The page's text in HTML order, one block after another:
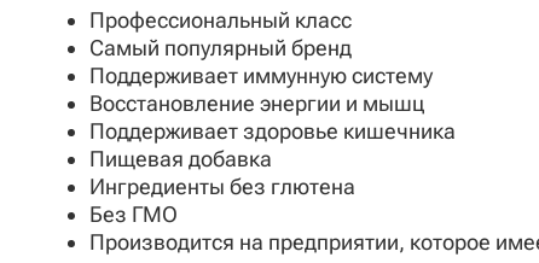
Профессиональный класс
Самый популярный бренд
Поддерживает иммунную систему
Восстановление энергии и мышц
Поддерживает здоровье кишечника
Пищевая добавка
Ингредиенты без глютена
Без ГМО
Производится на предприятии, которое